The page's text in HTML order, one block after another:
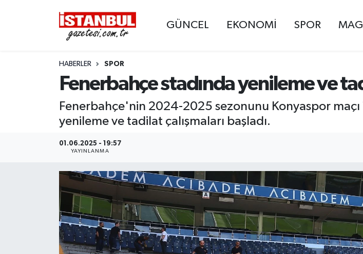
GÜNCEL EKONOMİ SPOR
HABERLER SPOR
Fenerbahçe stadında yenileme ve
Fenerbahçe'nin 2024-2025 sezonunu Konyaspor
yenileme ve tadilat çalışmaları başladı.
01.06.2025 - 19:57
YAYINLANMA
EKONOMİ
İSTANBUL
MAGAZİN
KÜLTÜR SANAT
SAĞLIK
BİLİM VE TEKNOLOJİ
Nöbetçi Eczaneler
Hava Durumu
Trafik Durumu
Süper Lig Puan Durumu ve Fikstür
Tüm Manşetler
Son Dakika Haberleri
Haber Arşivi